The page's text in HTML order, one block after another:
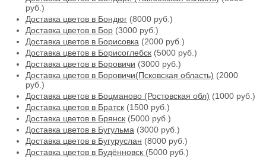
руб.)
Доставка цветов в Бондюг (8000 руб.)
Доставка цветов в Бор (3000 руб.)
Доставка цветов в Борисовка (2000 руб.)
Доставка цветов в Борисоглебск (5000 руб.)
Доставка цветов в Боровичи (3000 руб.)
Доставка цветов в Боровичи(Псковская область) (2000
руб.)
Доставка цветов в Боцманово (Ростовская обл) (1000 руб.)
Доставка цветов в Братск (1500 руб.)
Доставка цветов в Брянск (5000 руб.)
Доставка цветов в Бугульма (3000 руб.)
Доставка цветов в Бугуруслан (8000 руб.)
Доставка цветов в Будённовск (5000 руб.)